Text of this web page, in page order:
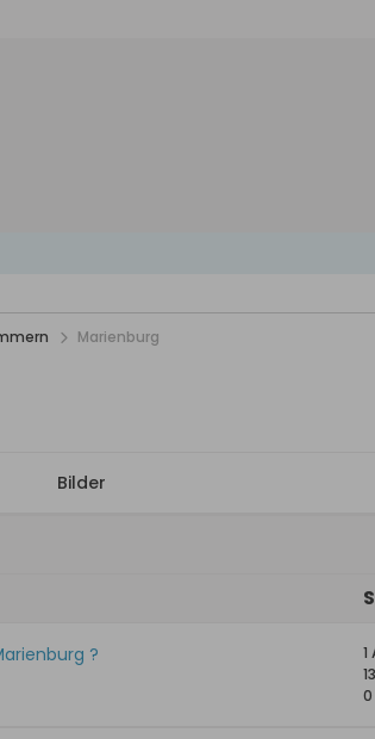
Marienburg
Bilder
?
1
0